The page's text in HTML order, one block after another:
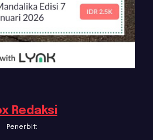
Redaksi
Penerbit: